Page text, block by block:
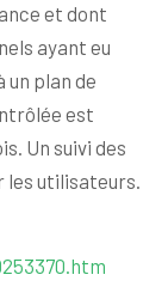
et dont
ayant eu
plan de
est
Un suivi des
les utilisateurs.